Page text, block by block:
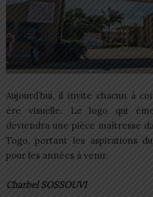
Aujourd’hui, il invite chacun à
ère visuelle. Le logo qui
deviendra une pièce maîtresse
Togo, portant les aspirations
pour les années à venir.
Charbel SOSSOUVI